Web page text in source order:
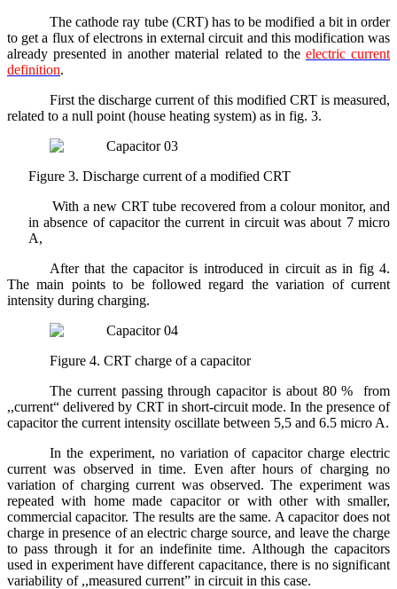
The cathode ray tube (CRT) has to be modified a bit in order
to get a flux of electrons in external circuit and this modification was
already presented in another material related to the electric current
definition.
First the discharge current of this modified CRT is measured,
related to a null point (house heating system) as in fig. 3.
Figure 3. Discharge current of a modified CRT
With a new CRT tube recovered from a colour monitor, and
in absence of capacitor the current in circuit was about 7 micro
A,
After that the capacitor is introduced in circuit as in fig 4.
The main points to be followed regard the variation of current
intensity during charging.
Figure 4. CRT charge of a capacitor
The current passing through capacitor is about 80 % from
,,current“ delivered by CRT in short-circuit mode. In the presence of
capacitor the current intensity oscillate between 5,5 and 6.5 micro A.
In the experiment, no variation of capacitor charge electric
current was observed in time. Even after hours of charging no
variation of charging current was observed. The experiment was
repeated with home made capacitor or with other with smaller,
commercial capacitor. The results are the same. A capacitor does not
charge in presence of an electric charge source, and leave the charge
to pass through it for an indefinite time. Although the capacitors
used in experiment have different capacitance, there is no significant
variability of ,,measured current” in circuit in this case.